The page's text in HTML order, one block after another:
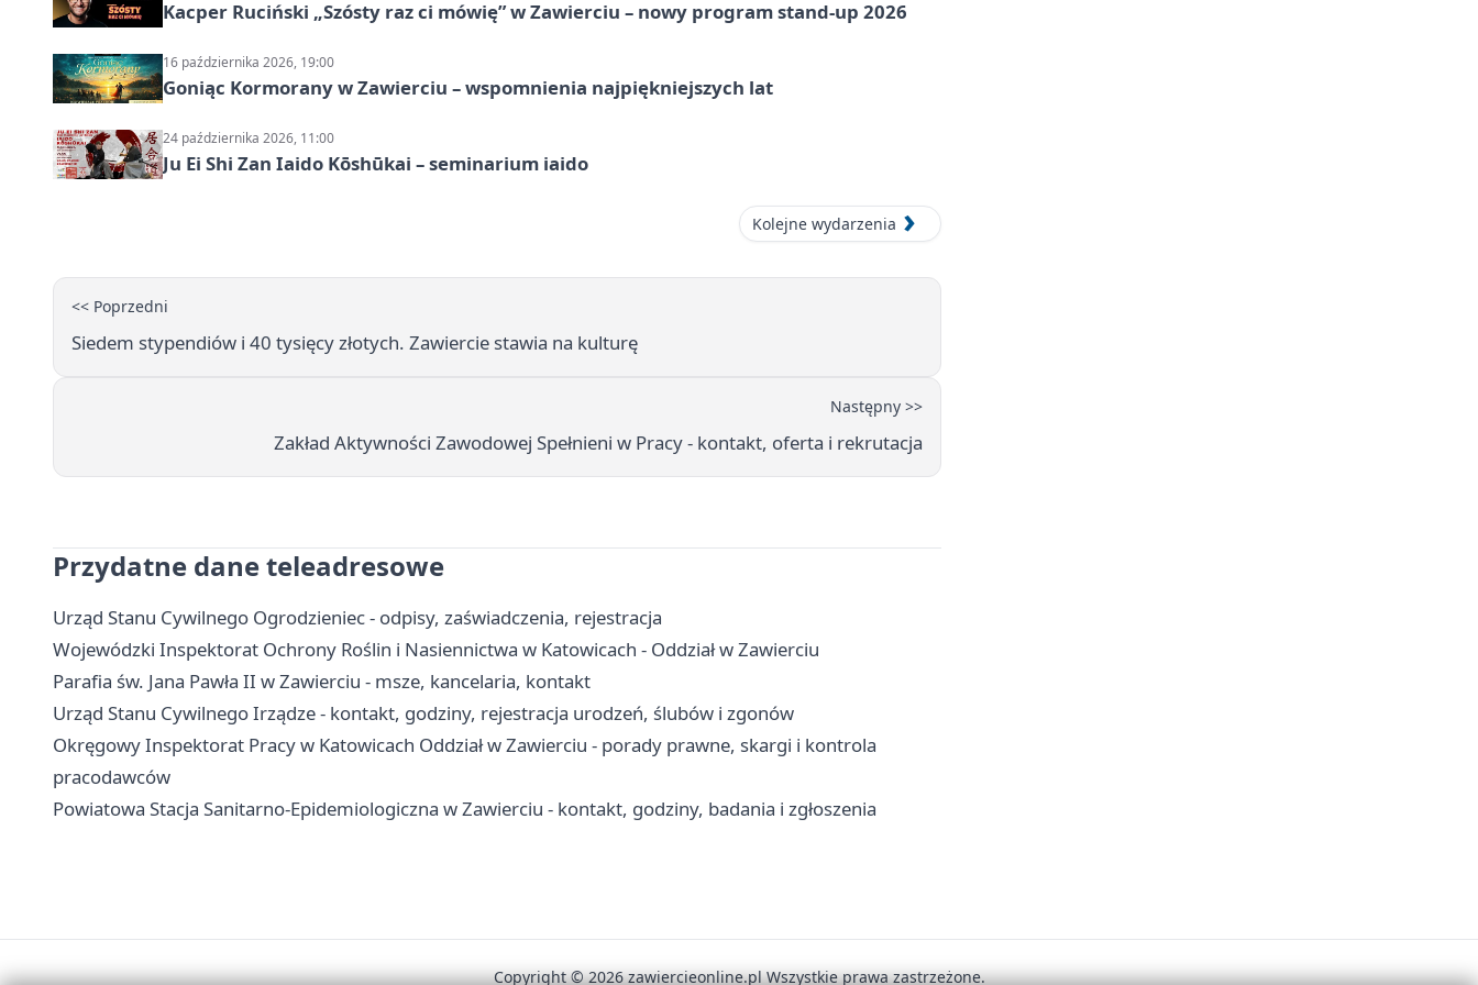
Kacper Ruciński „Szósty raz ci mówię” w Zawierciu – nowy program stand-up 2026
16 października 2026, 19:00
Goniąc Kormorany w Zawierciu – wspomnienia najpiękniejszych lat
24 października 2026, 11:00
Ju Ei Shi Zan Iaido Kōshūkai – seminarium iaido
Kolejne wydarzenia
<< Poprzedni
Siedem stypendiów i 40 tysięcy złotych. Zawiercie stawia na kulturę
Następny >>
Zakład Aktywności Zawodowej Spełnieni w Pracy - kontakt, oferta i rekrutacja
Przydatne dane teleadresowe
Urząd Stanu Cywilnego Ogrodzieniec - odpisy, zaświadczenia, rejestracja
Wojewódzki Inspektorat Ochrony Roślin i Nasiennictwa w Katowicach - Oddział w Zawierciu
Parafia św. Jana Pawła II w Zawierciu - msze, kancelaria, kontakt
Urząd Stanu Cywilnego Irządze - kontakt, godziny, rejestracja urodzeń, ślubów i zgonów
Okręgowy Inspektorat Pracy w Katowicach Oddział w Zawierciu - porady prawne, skargi i kontrola
pracodawców
Powiatowa Stacja Sanitarno-Epidemiologiczna w Zawierciu - kontakt, godziny, badania i zgłoszenia
Copyright © 2026 zawiercieonline.pl Wszystkie prawa zastrzeżone.